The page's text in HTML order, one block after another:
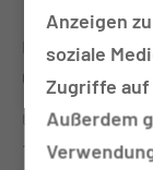
03.12.2025
Uhrzeit
14:30 bis 15:30
Anzeigen
soziale
Zugriffe auf
Außerdem